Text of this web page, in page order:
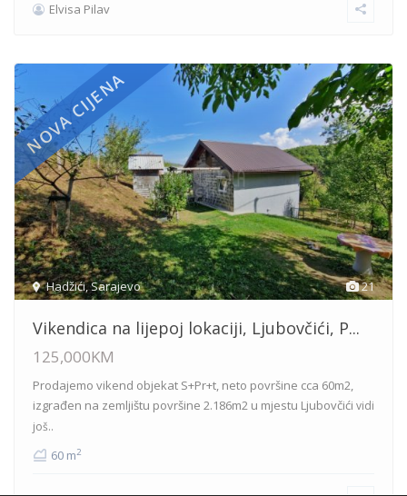
Elvisa Pilav
21
Hadžići,Sarajevo
NOVA CIJENA
Vikendica na lijepoj lokaciji, Ljubovčići, P...
125,000KM
Prodajemo vikend objekat S+Pr+t, neto površine cca 60m2,
izgrađen na zemljištu površine 2.186m2 u mjestu Ljubovčići vidi
još..
60 m2